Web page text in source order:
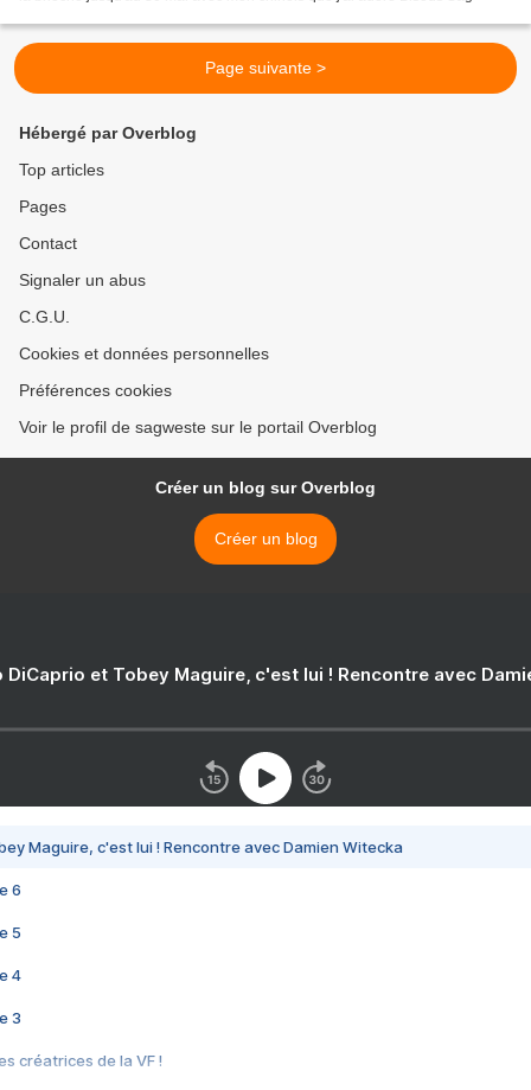
Page suivante >
Hébergé par Overblog
Top articles
Pages
Contact
Signaler un abus
C.G.U.
Cookies et données personnelles
Préférences cookies
Voir le profil de sagweste sur le portail Overblog
Créer un blog sur Overblog
Créer un blog
DiCaprio et Tobey Maguire, c'est lui ! Rencontre avec
Maguire, c'est lui ! Rencontre avec Damien Witecka
6
5
4
3
créatrices de la VF !